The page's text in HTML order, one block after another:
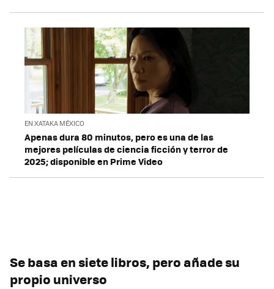
EN XATAKA MÉXICO
Apenas dura 80 minutos, pero es una de las
mejores películas de ciencia ficción y terror de
2025; disponible en Prime Video
Se basa en siete libros, pero añade su
propio universo